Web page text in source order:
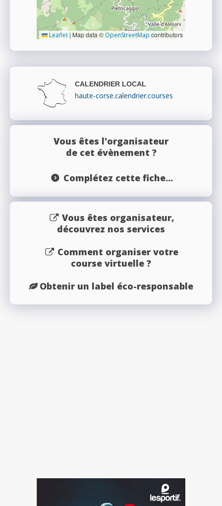
Leaflet | Map data © OpenStreetMap contributors
CALENDRIER LOCAL
haute-corse.calendrier.courses
Vous êtes l'organisateur
de cet évènement ?
Complétez cette fiche...
Vous êtes organisateur,
découvrez nos services
Comment organiser votre
course virtuelle ?
Obtenir un label éco-responsable